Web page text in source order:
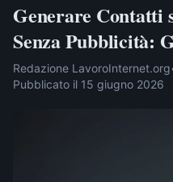
Generare Contatti
Senza Pubblicità:
Redazione LavoroInternet.org
Pubblicato il 15 giugno 2026